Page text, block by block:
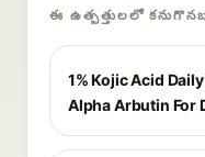
ఈ ఉత్పత్తులలో
1% Kojic Acid
Alpha Arbutin For